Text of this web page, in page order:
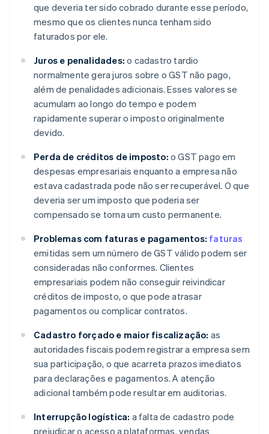
que deveria ter sido cobrado durante esse período,
mesmo que os clientes nunca tenham sido
faturados por ele.
Juros e penalidades: o cadastro tardio
normalmente gera juros sobre o GST não pago,
além de penalidades adicionais. Esses valores se
acumulam ao longo do tempo e podem
rapidamente superar o imposto originalmente
devido.
Perda de créditos de imposto: o GST pago em
despesas empresariais enquanto a empresa não
estava cadastrada pode não ser recuperável. O que
deveria ser um imposto que poderia ser
compensado se torna um custo permanente.
Problemas com faturas e pagamentos: faturas
emitidas sem um número de GST válido podem ser
consideradas não conformes. Clientes
empresariais podem não conseguir reivindicar
créditos de imposto, o que pode atrasar
pagamentos ou complicar contratos.
Cadastro forçado e maior fiscalização: as
autoridades fiscais podem registrar a empresa sem
sua participação, o que acarreta prazos imediatos
para declarações e pagamentos. A atenção
adicional também pode resultar em auditorias.
Interrupção logística: a falta de cadastro pode
prejudicar o acesso a plataformas, vendas